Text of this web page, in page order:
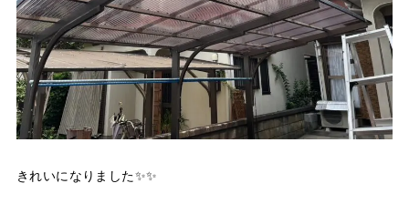
きれいになりました✨✨